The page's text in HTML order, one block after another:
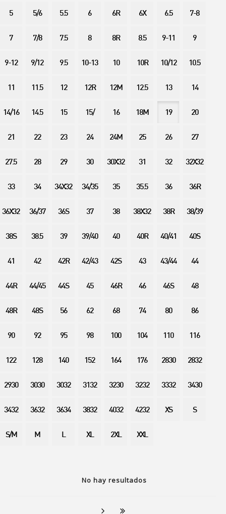
No hay resultados
5 5/6 5.5 6 6R 6X 6.5 7-8
7 7/8 7.5 8 8R 8.5 9-11 9
9-12 9/12 9.5 10-13 10 10R 10/12 10.5
11 11.5 12 12R 12M 12.5 13 14
14/16 14.5 15 15/ 16 18M 19 20
21 22 23 24 24M 25 26 27
27.5 28 29 30 30X32 31 32 32X32
33 34 34X32 34/35 35 35.5 36 36R
36X32 36/37 36S 37 38 38X32 38R 38/39
38S 38.5 39 39/40 40 40R 40/41 40S
41 42 42R 42/43 42S 43 43/44 44
44R 44/45 44S 45 46R 46 46S 48
48R 48S 56 62 68 74 80 86
90 92 95 98 100 104 110 116
122 128 140 152 164 176 2830 2832
2930 3030 3032 3132 3230 3232 3332 3430
3432 3632 3634 3832 4032 4232 XS S
S/M M L XL 2XL XXL